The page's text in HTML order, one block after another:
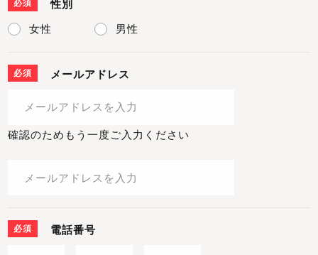
必須 性別
女性 男性
必須 メールアドレス
確認のためもう一度ご入力ください
必須 電話番号